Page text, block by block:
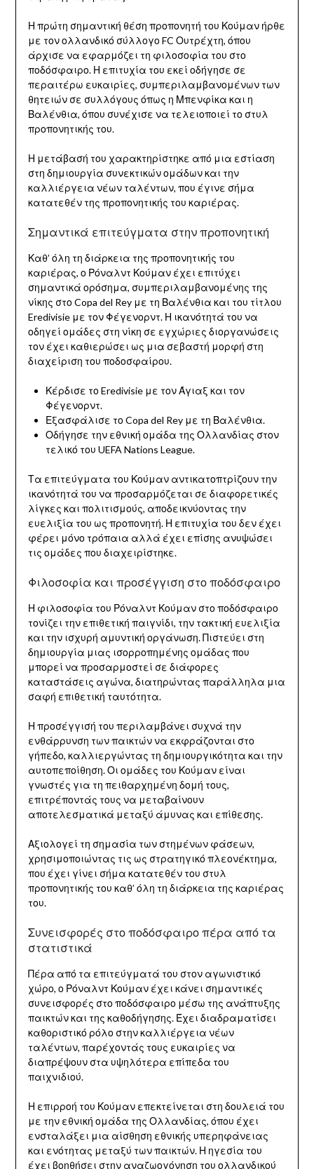
Η πρώτη σημαντική θέση προπονητή του Κούμαν ήρθε
με τον ολλανδικό σύλλογο FC Ουτρέχτη, όπου
άρχισε να εφαρμόζει τη φιλοσοφία του στο
ποδόσφαιρο. Η επιτυχία του εκεί οδήγησε σε
περαιτέρω ευκαιρίες, συμπεριλαμβανομένων των
θητειών σε συλλόγους όπως η Μπενφίκα και η
Βαλένθια, όπου συνέχισε να τελειοποιεί το στυλ
προπονητικής του.
Η μετάβασή του χαρακτηρίστηκε από μια εστίαση
στη δημιουργία συνεκτικών ομάδων και την
καλλιέργεια νέων ταλέντων, που έγινε σήμα
κατατεθέν της προπονητικής του καριέρας.
Σημαντικά επιτεύγματα στην προπονητική
Καθ’ όλη τη διάρκεια της προπονητικής του
καριέρας, ο Ρόναλντ Κούμαν έχει επιτύχει
σημαντικά ορόσημα, συμπεριλαμβανομένης της
νίκης στο Copa del Rey με τη Βαλένθια και του τίτλου
Eredivisie με τον Φέγενορντ. Η ικανότητά του να
οδηγεί ομάδες στη νίκη σε εγχώριες διοργανώσεις
τον έχει καθιερώσει ως μια σεβαστή μορφή στη
διαχείριση του ποδοσφαίρου.
Κέρδισε το Eredivisie με τον Άγιαξ και τον
Φέγενορντ.
Εξασφάλισε το Copa del Rey με τη Βαλένθια.
Οδήγησε την εθνική ομάδα της Ολλανδίας στον
τελικό του UEFA Nations League.
Τα επιτεύγματα του Κούμαν αντικατοπτρίζουν την
ικανότητά του να προσαρμόζεται σε διαφορετικές
λίγκες και πολιτισμούς, αποδεικνύοντας την
ευελιξία του ως προπονητή. Η επιτυχία του δεν έχει
φέρει μόνο τρόπαια αλλά έχει επίσης ανυψώσει
τις ομάδες που διαχειρίστηκε.
Φιλοσοφία και προσέγγιση στο ποδόσφαιρο
Η φιλοσοφία του Ρόναλντ Κούμαν στο ποδόσφαιρο
τονίζει την επιθετική παιγνίδι, την τακτική ευελιξία
και την ισχυρή αμυντική οργάνωση. Πιστεύει στη
δημιουργία μιας ισορροπημένης ομάδας που
μπορεί να προσαρμοστεί σε διάφορες
καταστάσεις αγώνα, διατηρώντας παράλληλα μια
σαφή επιθετική ταυτότητα.
Η προσέγγισή του περιλαμβάνει συχνά την
ενθάρρυνση των παικτών να εκφράζονται στο
γήπεδο, καλλιεργώντας τη δημιουργικότητα και την
αυτοπεποίθηση. Οι ομάδες του Κούμαν είναι
γνωστές για τη πειθαρχημένη δομή τους,
επιτρέποντάς τους να μεταβαίνουν
αποτελεσματικά μεταξύ άμυνας και επίθεσης.
Αξιολογεί τη σημασία των στημένων φάσεων,
χρησιμοποιώντας τις ως στρατηγικό πλεονέκτημα,
που έχει γίνει σήμα κατατεθέν του στυλ
προπονητικής του καθ’ όλη τη διάρκεια της καριέρας
του.
Συνεισφορές στο ποδόσφαιρο πέρα από τα
στατιστικά
Πέρα από τα επιτεύγματά του στον αγωνιστικό
χώρο, ο Ρόναλντ Κούμαν έχει κάνει σημαντικές
συνεισφορές στο ποδόσφαιρο μέσω της ανάπτυξης
παικτών και της καθοδήγησης. Έχει διαδραματίσει
καθοριστικό ρόλο στην καλλιέργεια νέων
ταλέντων, παρέχοντάς τους ευκαιρίες να
διαπρέψουν στα υψηλότερα επίπεδα του
παιχνιδιού.
Η επιρροή του Κούμαν επεκτείνεται στη δουλειά του
με την εθνική ομάδα της Ολλανδίας, όπου έχει
ενσταλάξει μια αίσθηση εθνικής υπερηφάνειας
και ενότητας μεταξύ των παικτών. Η ηγεσία του
έχει βοηθήσει στην αναζωογόνηση του ολλανδικού